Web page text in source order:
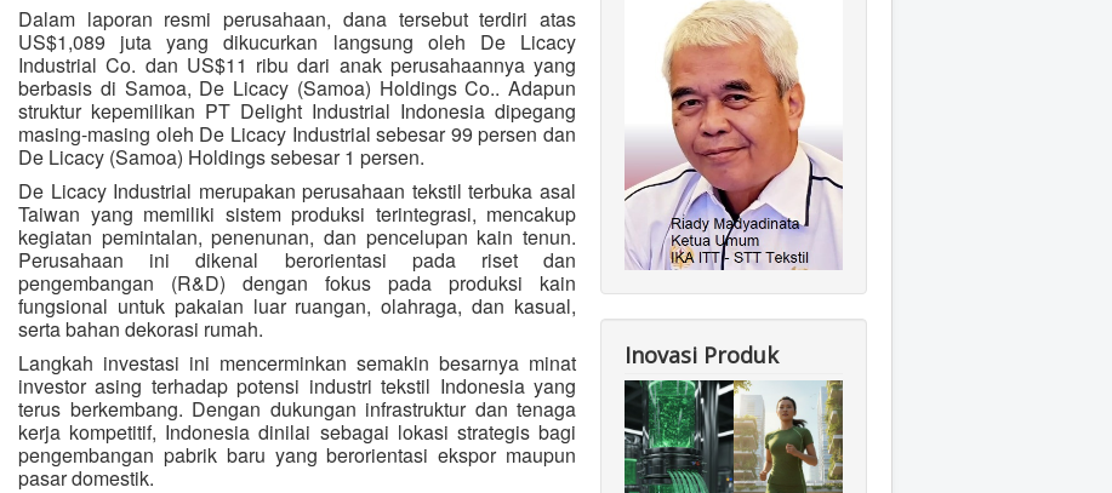
Dalam laporan resmi perusahaan, dana tersebut terdiri atas
US$1,089 juta yang dikucurkan langsung oleh De Licacy
Industrial Co. dan US$11 ribu dari anak perusahaannya yang
berbasis di Samoa, De Licacy (Samoa) Holdings Co.. Adapun
struktur kepemilikan PT Delight Industrial Indonesia dipegang
masing-masing oleh De Licacy Industrial sebesar 99 persen dan
De Licacy (Samoa) Holdings sebesar 1 persen.
De Licacy Industrial merupakan perusahaan tekstil terbuka asal
Taiwan yang memiliki sistem produksi terintegrasi, mencakup
kegiatan pemintalan, penenunan, dan pencelupan kain tenun.
Perusahaan ini dikenal berorientasi pada riset dan
pengembangan (R&D) dengan fokus pada produksi kain
fungsional untuk pakaian luar ruangan, olahraga, dan kasual,
serta bahan dekorasi rumah.
Langkah investasi ini mencerminkan semakin besarnya minat
investor asing terhadap potensi industri tekstil Indonesia yang
terus berkembang. Dengan dukungan infrastruktur dan tenaga
kerja kompetitif, Indonesia dinilai sebagai lokasi strategis bagi
pengembangan pabrik baru yang berorientasi ekspor maupun
pasar domestik.
Inovasi Produk